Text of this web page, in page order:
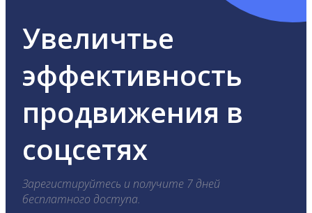
Увеличтье
эффективность
продвижения в
соцсетях
Зарегистируйтесь и получите 7 дней
бесплатного доступа.